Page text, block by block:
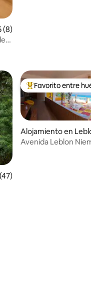
promedio: 5 de 5,
(8)
promedio: 4.91 de 5,
Favorito entre
Favorito entre
Alojamiento en
Avenida Leblon